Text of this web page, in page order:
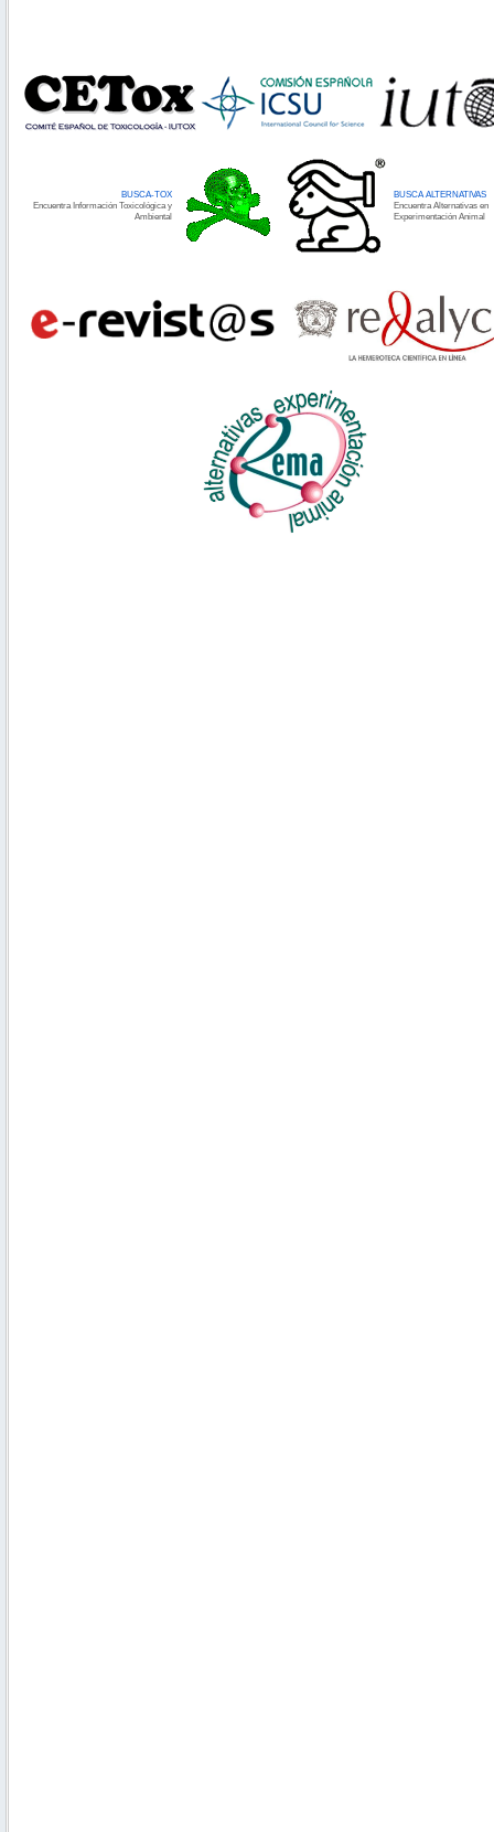
BUSCA-TOX
Encuentra Información Toxicológica y
Ambiental
BUSCA ALTERNATIVAS
Encuentra Alternativas en
Experimentación Animal